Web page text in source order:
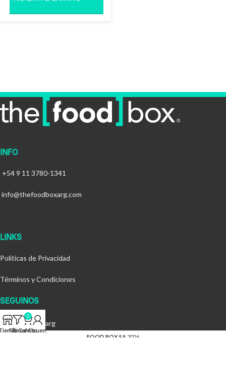
INFO
+54 9 11 3780-1341
info@thefoodboxarg.com
LINKS
Políticas de Privacidad
Términos y Condiciones
SEGUINOS
@thefoodboxarg
FOOD BOX SA 2026
Filtros
0
Carrito
Mi cuenta